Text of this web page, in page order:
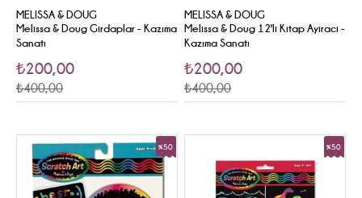
MELISSA & DOUG
Melissa & Doug Girdaplar - Kazıma
Sanatı
₺200,00
₺400,00
MELISSA & DOUG
Melissa & Doug 12'li Kitap Ayiraci -
Kazıma Sanatı
₺200,00
₺400,00
%50
Sale
%50